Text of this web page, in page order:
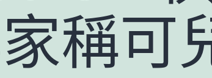
稱可